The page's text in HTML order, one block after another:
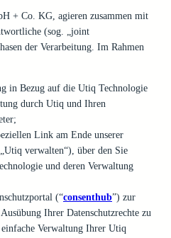
+ Co. KG, agieren zusammen mit
(sog. „joint
der Verarbeitung. Im Rahmen
in Bezug auf die Utiq Technologie
durch Utiq und Ihren
Link am Ende unserer
verwalten“), über den Sie
und deren Verwaltung
(“consenthub”) zur
Ihrer Datenschutzrechte zu
Verwaltung Ihrer Utiq